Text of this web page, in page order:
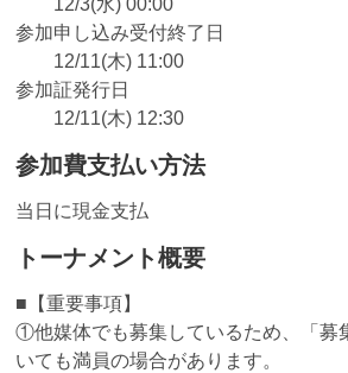
12/3(水) 00:00
参加申し込み受付終了日
12/11(木) 11:00
参加証発行日
12/11(木) 12:30
参加費支払い方法
当日に現金支払
トーナメント概要
■【重要事項】
①他媒体でも募集しているため、「募
いても満員の場合があります。